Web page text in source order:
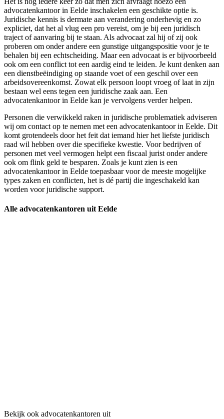
advocatenkantoor in Eelde inschakelen een geschikte optie is.
Juridische kennis is dermate aan verandering onderhevig en zo
expliciet, dat het al vlug een pro vereist, om je bij een juridisch
traject of aanvaring bij te staan. Als advocaat zal hij of zij ook
proberen om onder andere een gunstige uitgangspositie voor je te
behalen bij een echtscheiding. Maar een advocaat is er bijvoorbeeld
ook om een conflict tot een aardig eind te leiden. Je kunt denken aan
een dienstbeëindiging op staande voet of een geschil over een
arbeidsovereenkomst. Zowat elk persoon loopt vroeg of laat in zijn
bestaan wel eens tegen een juridische zaak aan. Een
advocatenkantoor in Eelde kan je vervolgens verder helpen.
Personen die verwikkeld raken in juridische problematiek adviseren
wij om contact op te nemen met een advocatenkantoor in Eelde. Dit
komt grotendeels door het feit dat iemand hier het liefste juridisch
raad wil hebben over die specifieke kwestie. Voor bedrijven of
personen met veel vermogen helpt een fiscaal jurist onder andere
ook om flink geld te besparen. Zoals je kunt zien is een
advocatenkantoor in Eelde toepasbaar voor de meeste mogelijke
types zaken en conflicten, het is dé partij die ingeschakeld kan
worden voor juridische support.
Alle advocatenkantoren uit Eelde
Bekijk ook advocatenkantoren uit